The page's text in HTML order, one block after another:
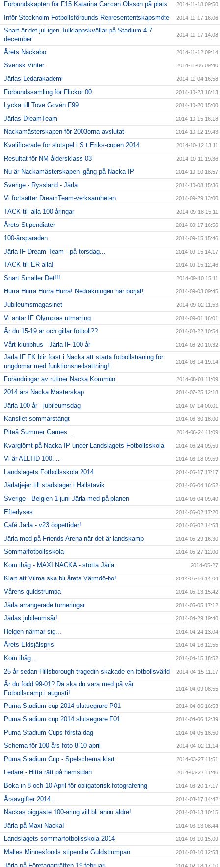
Förbundskapten för F15 Katarina Cancan Olsson på plats 2014-11-18 09:50
Inför Stockholm Fotbollsförbunds Represententskapsmöte 2014-11-17 16:06
Snart är det jul igen Julklappskvällar på Stadium 4-7
december
2014-11-17 14:08
Årets Nackabo 2014-11-12 09:14
Svensk Vinter 2014-11-06 09:40
Järlas Ledarakademi 2014-11-04 16:58
Förbundssamling för Flickor 00 2014-10-23 16:13
Lycka till Tove Govén F99 2014-10-20 15:00
Järlas DreamTeam 2014-10-15 16:18
Nackamästerskapen för 2003orna avslutat 2014-10-12 19:43
Kvalificerade för slutspel i S:t Eriks-cupen 2014 2014-10-12 13:11
Resultat för NM åldersklass 03 2014-10-11 19:36
Nu är Nackamästerskapen igång på Nacka IP 2014-10-10 18:57
Sverige - Ryssland - Järla 2014-10-08 15:36
Vi fortsätter DreamTeam-verksamheten 2014-09-29 13:00
TACK till alla 100-åringar 2014-09-18 15:11
Årets Stipendiater 2014-09-17 16:56
100-årsparaden 2014-09-15 15:46
Järla IF Dream Team - på torsdag... 2014-09-15 14:17
TACK till ER alla! 2014-09-15 12:46
Snart Smäller Det!!! 2014-09-10 15:11
Hurra Hurra Hurra Hurra! Nedräkningen har börjat! 2014-09-03 09:45
Jubileumsmagasinet 2014-09-02 11:53
Vi antar IF Olympias utmaning 2014-09-01 16:01
Är du 15-19 år och gillar fotboll?? 2014-08-22 10:54
Vårt klubbhus - Järla IF 100 år 2014-08-20 10:32
Järla IF FK blir först i Nacka att starta fotbollsträning för
ungdomar med funktionsnedsättning!!
2014-08-14 19:14
Förändringar av rutiner Nacka Kommun 2014-08-01 11:09
2014 års Nacka Mästerskap 2014-07-25 12:18
Järla 100 år - jubileumsdag 2014-07-14 00:01
Kansliet sommarstängt 2014-06-30 18:00
Piteå Summer Games... 2014-06-24 11:09
Kvarglömt på Nacka IP under Landslagets Fotbollsskola 2014-06-24 09:59
Vi är ALLTID 100.... 2014-06-18 09:59
Landslagets Fotbollsskola 2014 2014-06-17 17:17
Järlatjejer till stadsläger i Hallstavik 2014-06-04 16:52
Sverige - Belgien 1 juni Järla med på planen 2014-06-04 09:40
Efterlyses 2014-06-02 17:20
Café Järla - v23 öppettider! 2014-06-02 14:53
Järla med på Friends Arena när det är landskamp 2014-05-29 16:30
Sommarfotbollsskola 2014-05-27 12:00
Kom ihåg - MAXI NACKA - stötta Järla 2014-05-27
Klart att Vilma ska bli årets Värmdö-bo! 2014-05-16 14:04
Vårens guldstrumpa 2014-05-13 15:42
Järla arrangerade turneringar 2014-05-05 17:12
Järlas jubileumsår! 2014-04-29 19:40
Helgen närmar sig... 2014-04-24 13:04
Årets Eldsjälspris 2014-04-16 12:55
Kom ihåg... 2014-04-15 18:52
25 år sedan Hillsborough-tragedin skakade en fotbollsvärld 2014-04-15 11:17
Är du född 99-01? Då ska du vara med på vår
Fotbollscamp i augusti!
2014-04-09 08:55
Puma Stadium cup 2014 slutsegrare P01 2014-04-06 16:53
Puma Stadium cup 2014 slutsegrare F01 2014-04-06 12:39
Puma Stadium Cups första dag 2014-04-05 18:50
Schema för 100-års foto 8-10 april 2014-04-02 11:14
Puma Stadium Cup - Spelschema klart 2014-03-27 11:51
Ledare - Hitta rätt på hemsidan 2014-03-27 11:46
Boka in 8 och 10 April för obligatorisk fotografering 2014-03-20 17:17
Årsavgifter 2014... 2014-03-17 14:42
Nackas piggaste 100-åring vill bli ännu äldre! 2014-03-13 10:15
Järla på Maxi Nacka! 2014-03-13 08:44
Landslagets sommarfotbollsskola 2014 2014-03-10 15:09
Malles Minnesfonds stipendie Guldstrumpan 2014-03-10 12:53
Järla på Företagarträffen 19 februari 2014-02-18 17:10